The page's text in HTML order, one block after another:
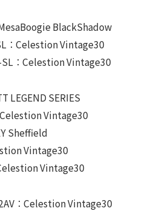
BlackShadow
：Celestion Vintage30
SL：Celestion Vintage30
LEGEND SERIES
Vintage30
Sheffield
Vintage30
Vintage30
：Celestion Vintage30